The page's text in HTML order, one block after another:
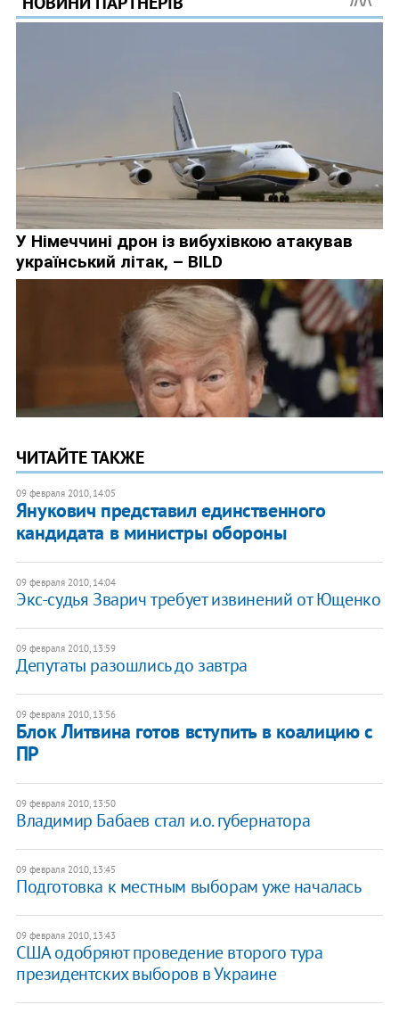
ЧИТАЙТЕ ТАКЖЕ
09 февраля 2010, 14:05
Янукович представил единственного
кандидата в министры обороны
09 февраля 2010, 14:04
Экс-судья Зварич требует извинений от Ющенко
09 февраля 2010, 13:59
Депутаты разошлись до завтра
09 февраля 2010, 13:56
Блок Литвина готов вступить в коалицию с
ПР
09 февраля 2010, 13:50
Владимир Бабаев стал и.о. губернатора
09 февраля 2010, 13:45
Подготовка к местным выборам уже началась
09 февраля 2010, 13:43
США одобряют проведение второго тура
президентских выборов в Украине